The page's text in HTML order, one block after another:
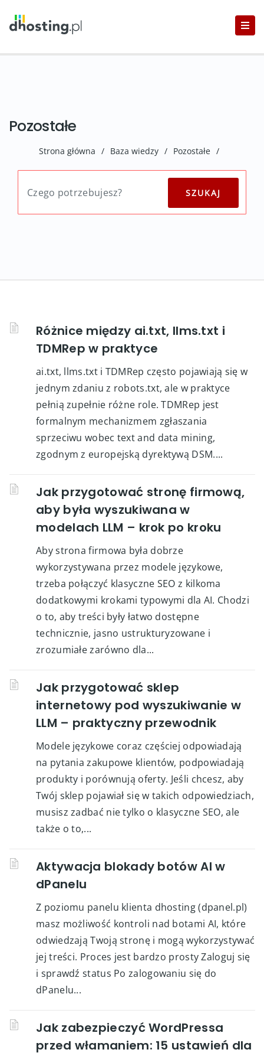
Pozostałe
Strona główna / Baza wiedzy / Pozostałe /
Różnice między ai.txt, llms.txt i
TDMRep w praktyce
ai.txt, llms.txt i TDMRep często pojawiają się w
jednym zdaniu z robots.txt, ale w praktyce
pełnią zupełnie różne role. TDMRep jest
formalnym mechanizmem zgłaszania
sprzeciwu wobec text and data mining,
zgodnym z europejską dyrektywą DSM....
Jak przygotować stronę firmową,
aby była wyszukiwana w
modelach LLM – krok po kroku
Aby strona firmowa była dobrze
wykorzystywana przez modele językowe,
trzeba połączyć klasyczne SEO z kilkoma
dodatkowymi krokami typowymi dla AI. Chodzi
o to, aby treści były łatwo dostępne
technicznie, jasno ustrukturyzowane i
zrozumiałe zarówno dla...
Jak przygotować sklep
internetowy pod wyszukiwanie w
LLM – praktyczny przewodnik
Modele językowe coraz częściej odpowiadają
na pytania zakupowe klientów, podpowiadają
produkty i porównują oferty. Jeśli chcesz, aby
Twój sklep pojawiał się w takich odpowiedziach,
musisz zadbać nie tylko o klasyczne SEO, ale
także o to,...
Aktywacja blokady botów AI w
dPanelu
Z poziomu panelu klienta dhosting (dpanel.pl)
masz możliwość kontroli nad botami AI, które
odwiedzają Twoją stronę i mogą wykorzystywać
jej treści. Proces jest bardzo prosty Zaloguj się
i sprawdź status Po zalogowaniu się do
dPanelu...
Jak zabezpieczyć WordPressa
przed włamaniem: 15 ustawień dla